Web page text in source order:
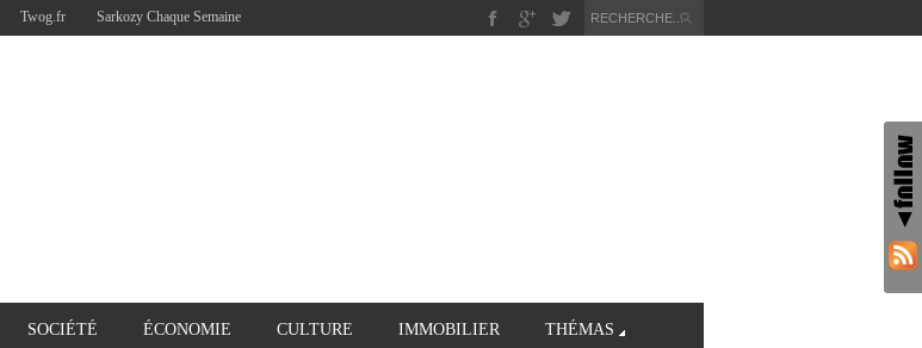
Twog.fr Sarkozy Chaque Semaine
SOCIÉTÉ ÉCONOMIE CULTURE IMMOBILIER THÉMAS